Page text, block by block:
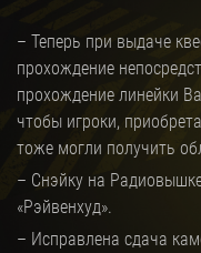
– Теперь при выдаче
прохождение
прохождение линейки
чтобы игроки,
тоже могли получить
– Снэйку на
«Рэйвенхуд».
– Исправлена сдача